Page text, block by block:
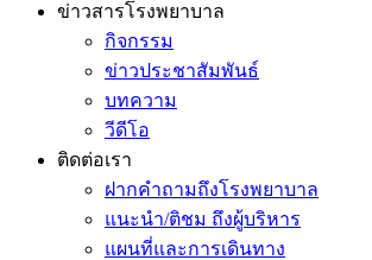
ข่าวสารโรงพยาบาล
กิจกรรม
ข่าวประชาสัมพันธ์
บทความ
วีดีโอ
ติดต่อเรา
ฝากคำถามถึงโรงพยาบาล
แนะนำ/ติชม ถึงผู้บริหาร
แผนที่และการเดินทาง